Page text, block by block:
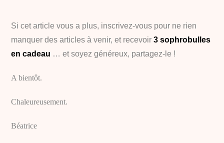
Si cet article vous a plus, inscrivez-vous pour ne rien
manquer des articles à venir, et recevoir3 sophrobulles
en cadeau … et soyez généreux, partagez-le !
A bientôt.
Chaleureusement.
Béatrice